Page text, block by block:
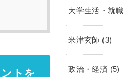
トを
大学生活・就職
米津玄師 (3)
政治・経済 (5)